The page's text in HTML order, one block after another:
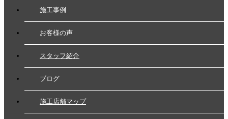
施工事例
お客様の声
スタッフ紹介
ブログ
施工店舗マップ